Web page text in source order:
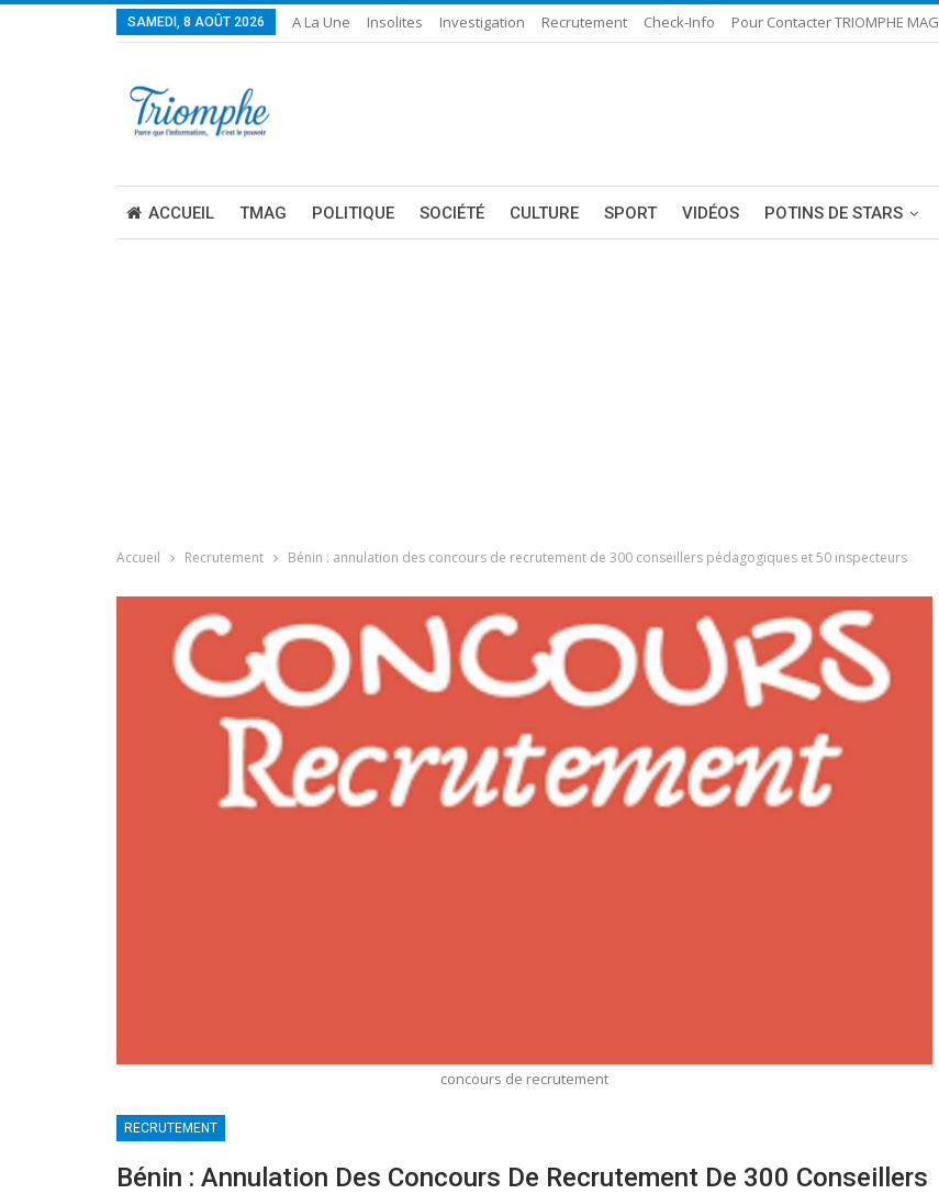
SAMEDI, 8 AOÛT 2026 A La Une Insolites Investigation Recrutement Check-Info Pour Contacter TRIOMPHE MAG
ACCUEIL TMAG POLITIQUE SOCIÉTÉ CULTURE SPORT VIDÉOS POTINS DE STARS
Accueil Recrutement Bénin : annulation des concours de recrutement de 300 conseillers pédagogiques et 50 inspecteurs
concours de recrutement
RECRUTEMENT
Bénin : Annulation Des Concours De Recrutement De 300 Conseillers